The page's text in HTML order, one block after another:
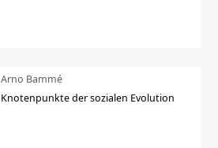
Arno Bammé
Knotenpunkte der sozialen Evolution